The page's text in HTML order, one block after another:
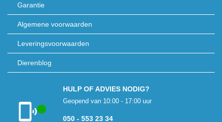
Garantie
Algemene voorwaarden
Leveringsvoorwaarden
Dierenblog
Klantenservice
HULP OF ADVIES NODIG?
Geopend van 10:00 - 17:00 uur
050 - 553 23 34